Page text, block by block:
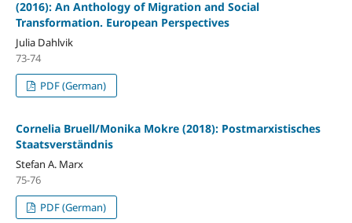
(2016): An Anthology of Migration and Social
Transformation. European Perspectives
Julia Dahlvik
73-74
PDF (German)
Cornelia Bruell/Monika Mokre (2018): Postmarxistisches
Staatsverständnis
Stefan A. Marx
75-76
PDF (German)